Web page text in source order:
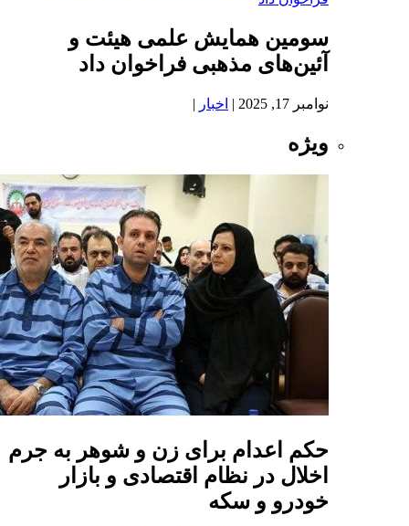
سومین همایش علمی هیئت و
آئین‌های مذهبی فراخوان داد
|اخبار |
حکم اعدام برای زن و شوهر به جرم
اخلال در نظام اقتصادی و بازار
خودرو و سکه